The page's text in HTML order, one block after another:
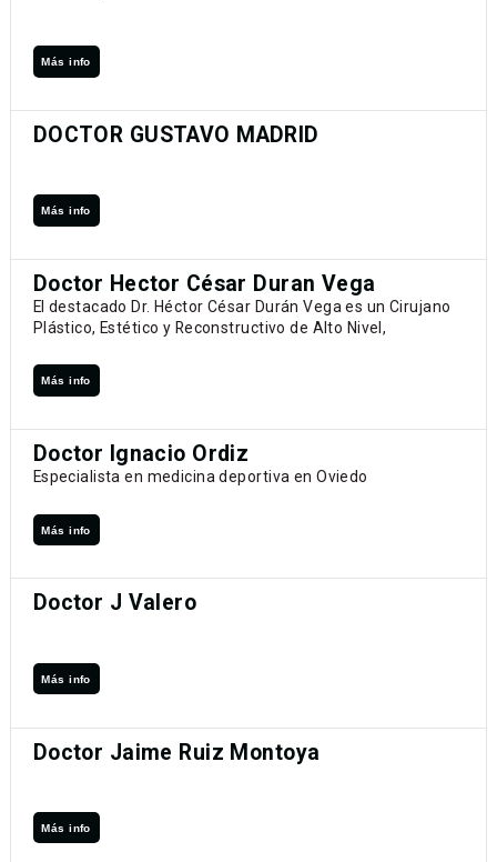
Más info
DOCTOR GUSTAVO MADRID
Más info
Doctor Hector César Duran Vega
El destacado Dr. Héctor César Durán Vega es un Cirujano
Plástico, Estético y Reconstructivo de Alto Nivel,
Más info
Doctor Ignacio Ordiz
Especialista en medicina deportiva en Oviedo
Más info
Doctor J Valero
Más info
Doctor Jaime Ruiz Montoya
Más info